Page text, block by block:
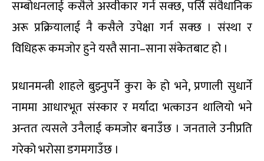
सम्बोधनलाई कसैले अस्वीकार गर्न सक्छ, पर्सि संवैधानिक
अरू प्रक्रियालाई नै कसैले उपेक्षा गर्न सक्छ । संस्था र
विधिहरू कमजोर हुने यस्तै साना–साना संकेतबाट हो ।
प्रधानमन्त्री शाहले बुझ्नुपर्ने कुरा के हो भने, प्रणाली सुधार्ने
नाममा आधारभूत संस्कार र मर्यादा भत्काउन थालियो भने
अन्तत त्यसले उनैलाई कमजोर बनाउँछ । जनताले उनीप्रति
गरेको भरोसा डगमगाउँछ ।